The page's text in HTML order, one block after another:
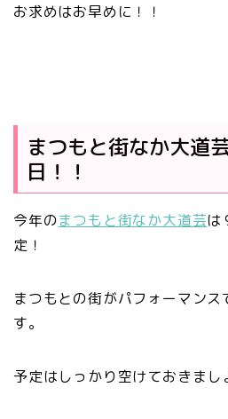
お求めはお早めに！！
まつもと街なか大道
日！！
今年のまつもと街なか大道芸は
定！
まつもとの街がパフォーマンス
す。
予定はしっかり空けておきまし